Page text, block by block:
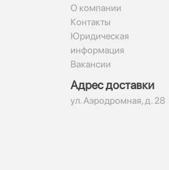
О компании
Контакты
Юридическая
информация
Вакансии
Адрес доставки
ул. Аэродромная, д. 28